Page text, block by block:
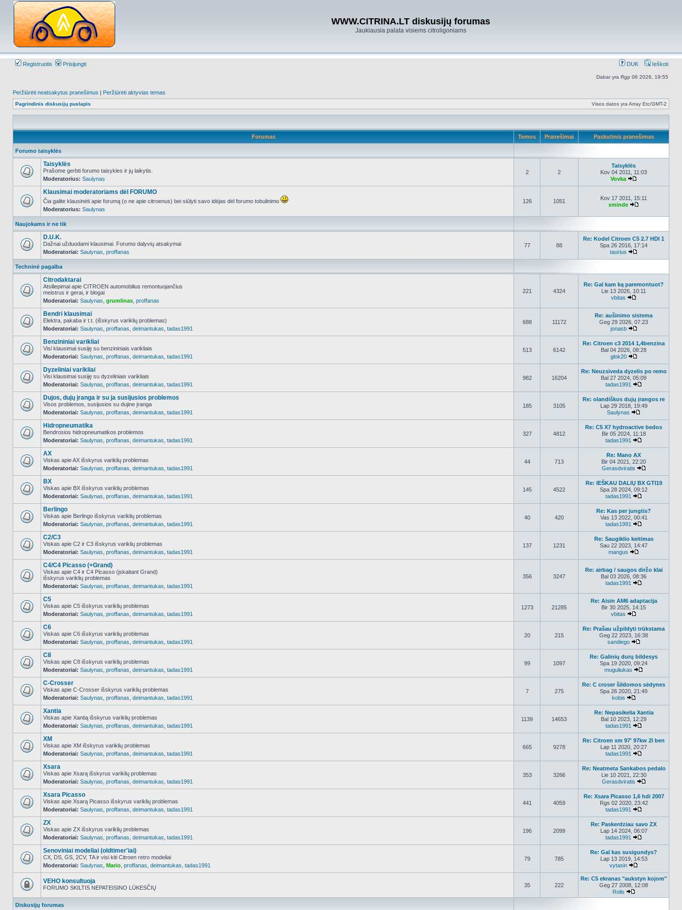
WWW.CITRINA.LT diskusijų forumas
Jaukiausia palata visiems citroligoniams
Registruotis Prisijungti DUK Ieškoti
Dabar yra Rgp 06 2026, 19:55
Peržiūrėti neatsakytus pranešimus | Peržiūrėti aktyvias temas
Pagrindinis diskusijų puslapis Visos datos yra Array Etc/GMT-2
Forumas Temos Pranešimai Paskutinis pranešimas
Forumo taisyklės
NO_UNREAD_POSTS
Taisyklės
Prašome gerbti forumo taisykles ir jų laikytis.
Moderatorius: Saulynas
2 2
Taisyklės
Kov 04 2011, 11:03
Vovka
NO_UNREAD_POSTS
Klausimai moderatoriams dėl FORUMO
Čia galite klausinėti apie forumą (o ne apie citroenus) bei siūlyti savo idėjas dėl forumo tobulinimo
Moderatorius: Saulynas
126 1051
Kov 17 2011, 15:11
xminde
Naujokams ir ne tik
NO_UNREAD_POSTS
D.U.K.
Dažnai užduodami klausimai. Forumo dalyvių atsakymai
Moderatoriai: Saulynas proffanas
77 88
Re: Kodel Citroen C5 2.7 HDI 1
Spa 26 2016, 17:14
taurius
Techninė pagalba
NO_UNREAD_POSTS
Citrodaktarai
Atsiliepimai apie CITROEN automobilius remontuojančius
meistrus ir gerai, ir blogai
Moderatoriai: Saulynas grumlinas proffanas
221 4324
Re: Gal kam ką paremontuot?
Lie 13 2026, 10:11
vbitas
NO_UNREAD_POSTS
Bendri klausimai
Elektra, pakaba ir t.t. (išskyrus variklių problemas)
Moderatoriai: Saulynas proffanas deimantukas tadas1991
688 11172
Re: aušinimo sistema
Geg 29 2026, 07:23
jonasb
NO_UNREAD_POSTS
Benzininiai varikliai
Visi klausimai susiję su benzininiais varikliais
Moderatoriai: Saulynas proffanas deimantukas tadas1991
513 6142
Re: Citroen c3 2014 1,4benzina
Bal 04 2026, 08:28
glok20
NO_UNREAD_POSTS
Dyzeliniai varikliai
Visi klausimai susiję su dyzeliniais varikliais
Moderatoriai: Saulynas proffanas deimantukas tadas1991
982 16204
Re: Neuzsiveda dyzelis po remo
Bal 27 2024, 05:09
tadas1991
NO_UNREAD_POSTS
Dujos, dujų įranga ir su ja susijusios problemos
Visos problemos, susijusios su dujine įranga
Moderatoriai: Saulynas proffanas deimantukas tadas1991
185 3105
Re: olandiškos dujų įrangos re
Lap 29 2018, 19:49
Saulynas
NO_UNREAD_POSTS
Hidropneumatika
Bendrosios hidropneumatikos problemos
Moderatoriai: Saulynas proffanas deimantukas tadas1991
327 4812
Re: C5 X7 hydroactive bedos
Bir 05 2024, 11:18
tadas1991
NO_UNREAD_POSTS
AX
Viskas apie AX išskyrus variklių problemas
Moderatoriai: Saulynas proffanas deimantukas tadas1991
44 713
Re: Mano AX
Bir 04 2021, 22:20
Gerasdviratis
NO_UNREAD_POSTS
BX
Viskas apie BX išskyrus variklių problemas
Moderatoriai: Saulynas proffanas deimantukas tadas1991
145 4522
Re: IEŠKAU DALIŲ BX GTI19
Spa 28 2024, 09:12
tadas1991
NO_UNREAD_POSTS
Berlingo
Viskas apie Berlingo išskyrus variklių problemas
Moderatoriai: Saulynas proffanas deimantukas tadas1991
40 420
Re: Kas per jungtis?
Vas 13 2022, 00:41
tadas1991
NO_UNREAD_POSTS
C2/C3
Viskas apie C2 ir C3 išskyrus variklių problemas
Moderatoriai: Saulynas proffanas deimantukas tadas1991
137 1231
Re: Saugiklio keitimas
Sau 22 2023, 14:47
mangus
NO_UNREAD_POSTS
C4/C4 Picasso (+Grand)
Viskas apie C4 ir C4 Picasso (įskaitant Grand)
išskyrus variklių problemas
Moderatoriai: Saulynas proffanas deimantukas tadas1991
356 3247
Re: airbag / saugos diržo klai
Bal 03 2026, 08:36
tadas1991
NO_UNREAD_POSTS
C5
Viskas apie C5 išskyrus variklių problemas
Moderatoriai: Saulynas proffanas deimantukas tadas1991
1273 21285
Re: Aisin AM6 adaptacija
Bir 30 2025, 14:15
vbitas
NO_UNREAD_POSTS
C6
Viskas apie C6 išskyrus variklių problemas
Moderatoriai: Saulynas proffanas deimantukas tadas1991
20 215
Re: Prašau užpildyti trūkstama
Geg 22 2023, 16:38
sandiego
NO_UNREAD_POSTS
C8
Viskas apie C8 išskyrus variklių problemas
Moderatoriai: Saulynas proffanas deimantukas tadas1991
99 1097
Re: Galinių durų bildesys
Spa 19 2020, 09:24
muguliukas
NO_UNREAD_POSTS
C-Crosser
Viskas apie C-Crosser išskyrus variklių problemas
Moderatoriai: Saulynas proffanas deimantukas tadas1991
7 275
Re: C croser šildomos sėdynes
Spa 26 2020, 21:49
kobis
NO_UNREAD_POSTS
Xantia
Viskas apie Xantią išskyrus variklių problemas
Moderatoriai: Saulynas proffanas deimantukas tadas1991
1139 14653
Re: Nepasikelia Xantia
Bal 10 2023, 12:29
tadas1991
NO_UNREAD_POSTS
XM
Viskas apie XM išskyrus variklių problemas
Moderatoriai: Saulynas proffanas deimantukas tadas1991
665 9278
Re: Citroen xm 97' 97kw 2l ben
Lap 11 2020, 20:27
tadas1991
NO_UNREAD_POSTS
Xsara
Viskas apie Xsarą išskyrus variklių problemas
Moderatoriai: Saulynas proffanas deimantukas tadas1991
353 3266
Re: Neatmeta Sankabos pedalo
Lie 10 2021, 22:30
Gerasdviratis
NO_UNREAD_POSTS
Xsara Picasso
Viskas apie Xsarą Picasso išskyrus variklių problemas
Moderatoriai: Saulynas proffanas deimantukas tadas1991
441 4059
Re: Xsara Picasso 1,6 hdi 2007
Rgs 02 2020, 23:42
tadas1991
NO_UNREAD_POSTS
ZX
Viskas apie ZX išskyrus variklių problemas
Moderatoriai: Saulynas proffanas deimantukas tadas1991
196 2099
Re: Paskerdziau savo ZX
Lap 14 2024, 06:07
tadas1991
NO_UNREAD_POSTS
Senoviniai modeliai (oldtimer'iai)
CX, DS, GS, 2CV, TA ir visi kiti Citroen retro modeliai
Moderatoriai: Saulynas Mario proffanas deimantukas tadas1991
79 785
Re: Gal kas susigundys?
Lap 13 2019, 14:53
vytasin
užrakintas
VEHO konsultuoja
FORUMO SKILTIS NEPATEISINO LŪKESČIŲ 35 222
Re: C5 ekranas "aukstyn kojom"
Geg 27 2008, 12:08
Rolis
Peržiūrėti
Diskusijų forumas